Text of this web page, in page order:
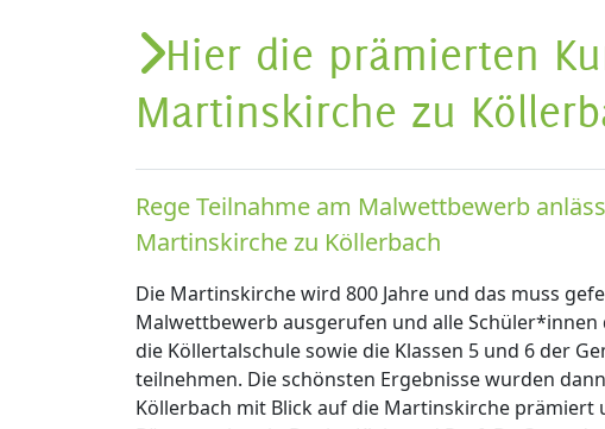
Hier die prämierten
Martinskirche zu
Rege Teilnahme am Malwettbewerb
Martinskirche zu Köllerbach
Die Martinskirche wird 800 Jahre und das muss
Malwettbewerb ausgerufen und alle
die Köllertalschule sowie die Klassen 5 und 6 der
teilnehmen. Die schönsten Ergebnisse wurden
Köllerbach mit Blick auf die Martinskirche prämiert